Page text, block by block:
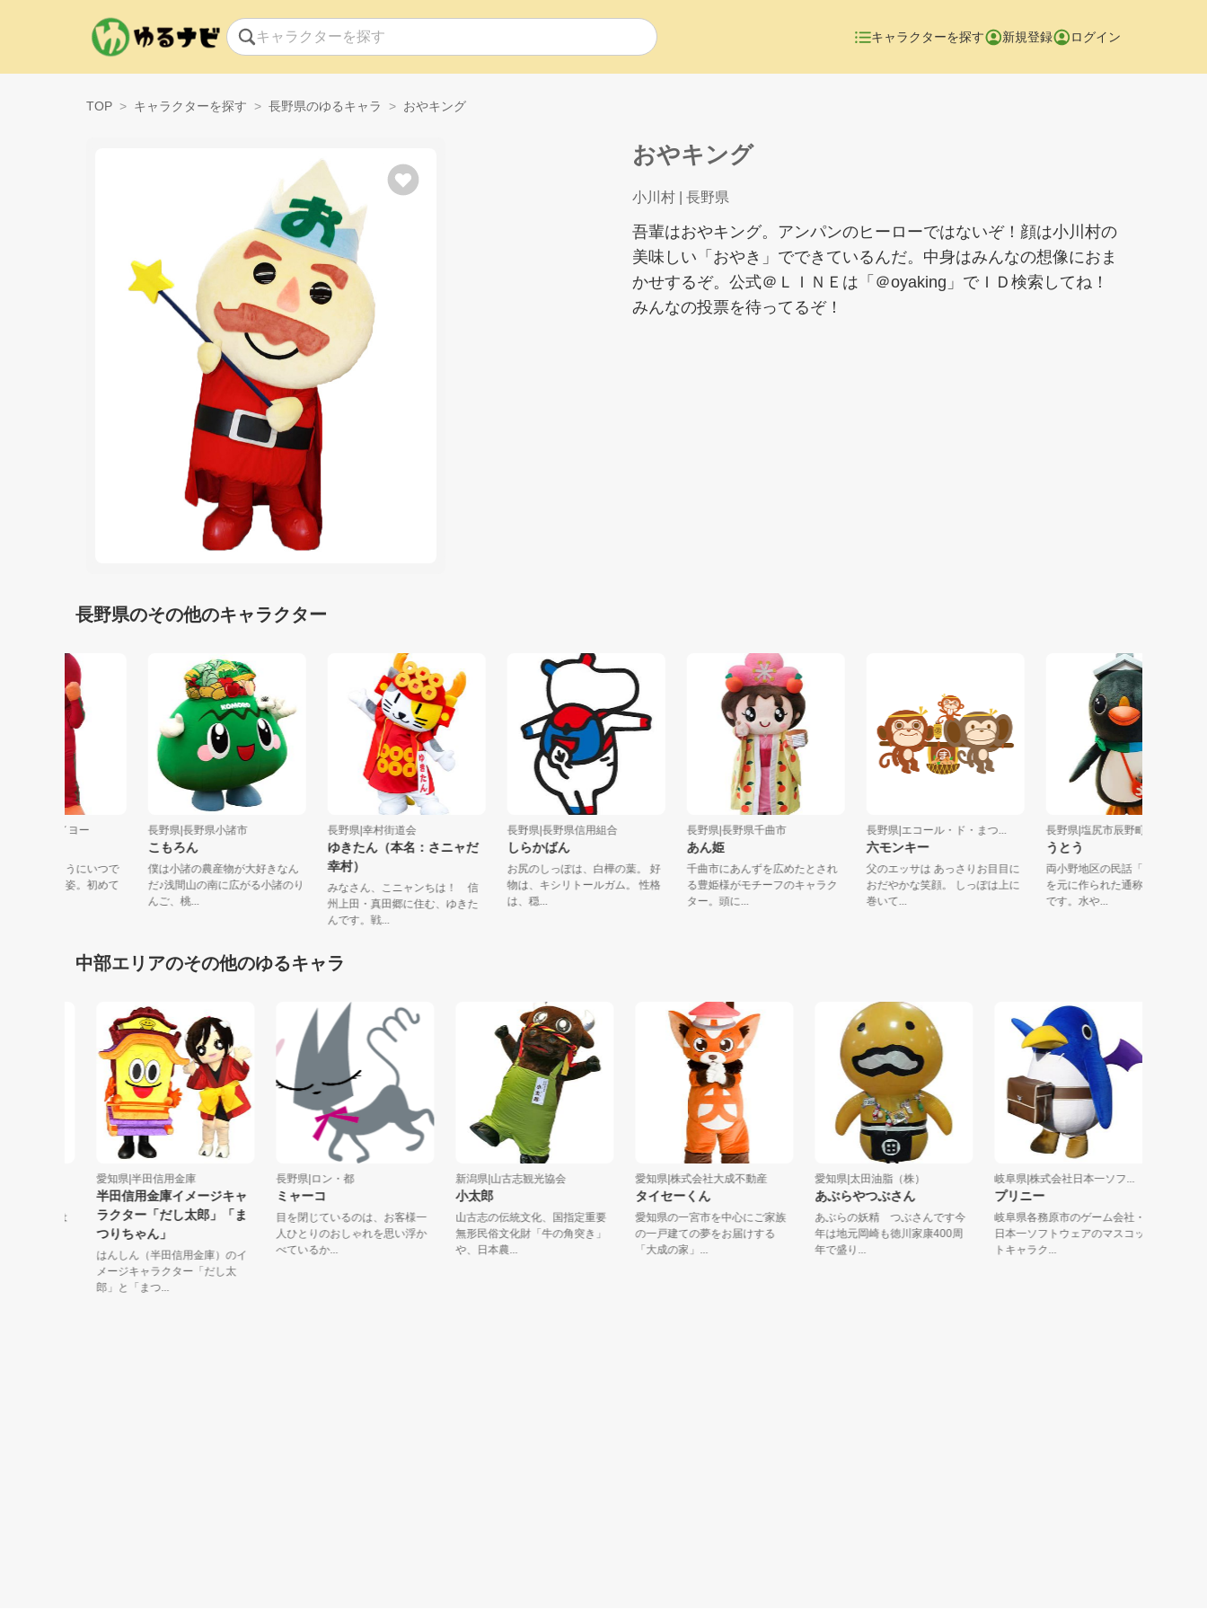
キャラクターを探す 新規登録 ログイン
TOP キャラクターを探す 長野県のゆるキャラ おやキング
おやキング
小川村 | 長野県
吾輩はおやキング。アンパンのヒーローではないぞ！顔は小川村の
美味しい「おやき」でできているんだ。中身はみんなの想像におま
かせするぞ。公式＠ＬＩＮＥは「＠oyaking」でＩＤ検索してね！
みんなの投票を待ってるぞ！
長野県のその他のキャラクター
県|株式会社タイヨー
に動きやすいようにいつで
学校のジャージ姿。初めて
長野県|長野県小諸市
こもろん
僕は小諸の農産物が大好きなん
だ♪浅間山の南に広がる小諸のり
んご、桃...
長野県|幸村街道会
ゆきたん（本名：さニャだ
幸村）
みなさん、こニャンちは！ 信
州上田・真田郷に住む、ゆきた
んです。戦...
長野県|長野県信用組合
しらかばん
お尻のしっぽは、白樺の葉。 好
物は、キシリトールガム。 性格
は、穏...
長野県|長野県千曲市
あん姫
千曲市にあんずを広めたとされ
る豊姫様がモチーフのキャラク
ター。頭に...
長野県|エコール・ド・まつ...
六モンキー
父のエッサは あっさりお目目に
おだやかな笑顔。 しっぽは上に
巻いて...
長野県|塩尻市辰野町中学校...
うとう
両小野地区の民話「善知鳥
を元に作られた通称うとう
です。水や...
中部エリアのその他のゆるキャラ
愛知県|半田信用金庫
半田信用金庫イメージキャ
ラクター「だし太郎」「ま
つりちゃん」
はんしん（半田信用金庫）のイ
メージキャラクター「だし太
郎」と「まつ...
長野県|ロン・都
ミャーコ
目を閉じているのは、お客様一
人ひとりのおしゃれを思い浮か
べているか...
新潟県|山古志観光協会
小太郎
山古志の伝統文化、国指定重要
無形民俗文化財「牛の角突き」
や、日本農...
愛知県|株式会社大成不動産
タイセーくん
愛知県の一宮市を中心にご家族
の一戸建ての夢をお届けする
「大成の家」...
愛知県|太田油脂（株）
あぶらやつぶさん
あぶらの妖精 つぶさんです今
年は地元岡崎も徳川家康400周
年で盛り...
岐阜県|株式会社日本一ソフ...
プリニー
岐阜県各務原市のゲーム会社・
日本一ソフトウェアのマスコッ
トキャラク...